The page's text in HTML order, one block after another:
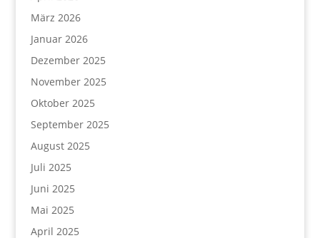
März 2026
Januar 2026
Dezember 2025
November 2025
Oktober 2025
September 2025
August 2025
Juli 2025
Juni 2025
Mai 2025
April 2025